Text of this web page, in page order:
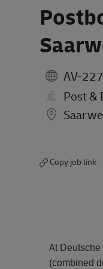
AV-
Post &
Location
Copy job link
At Deutsche
(combined